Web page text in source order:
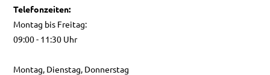
Telefonzeiten:
Montag bis Freitag:
09:00 - 11:30 Uhr
Montag, Dienstag, Donnerstag